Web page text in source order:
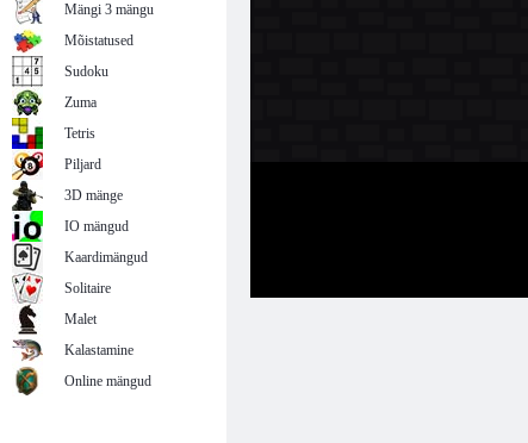
Mängi 3 mängu
Mõistatused
Sudoku
Zuma
Tetris
Piljard
3D mänge
IO mängud
Kaardimängud
Solitaire
Malet
Kalastamine
Online mängud